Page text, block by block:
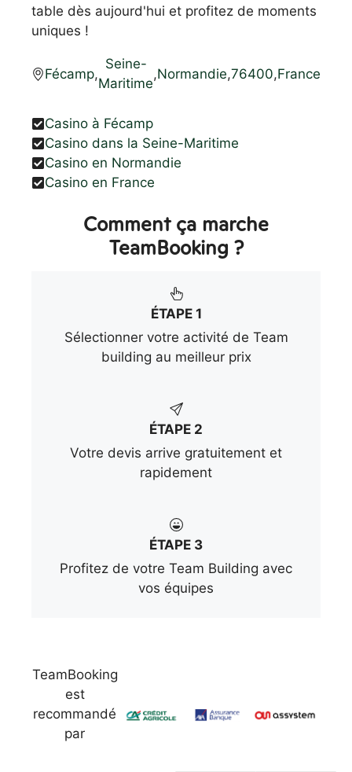
table dès aujourd'hui et profitez de moments
uniques !
Fécamp,
Seine-
Maritime
,Normandie,76400,France
Casino à Fécamp
Casino dans la Seine-Maritime
Casino en Normandie
Casino en France
Comment ça marche
TeamBooking ?
ÉTAPE 1
Sélectionner votre activité de Team
building au meilleur prix
ÉTAPE 2
Votre devis arrive gratuitement et
rapidement
ÉTAPE 3
Profitez de votre Team Building avec
vos équipes
TeamBooking
est
recommandé
par